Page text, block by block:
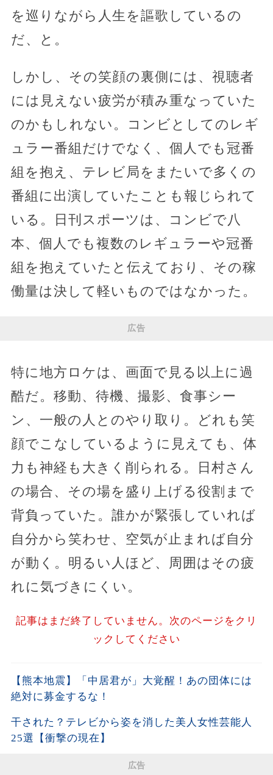
を巡りながら人生を謳歌しているの
だ、と。
しかし、その笑顔の裏側には、視聴者
には見えない疲労が積み重なっていた
のかもしれない。コンビとしてのレギ
ュラー番組だけでなく、個人でも冠番
組を抱え、テレビ局をまたいで多くの
番組に出演していたことも報じられて
いる。日刊スポーツは、コンビで八
本、個人でも複数のレギュラーや冠番
組を抱えていたと伝えており、その稼
働量は決して軽いものではなかった。
広告
特に地方ロケは、画面で見る以上に過
酷だ。移動、待機、撮影、食事シー
ン、一般の人とのやり取り。どれも笑
顔でこなしているように見えても、体
力も神経も大きく削られる。日村さん
の場合、その場を盛り上げる役割まで
背負っていた。誰かが緊張していれば
自分から笑わせ、空気が止まれば自分
が動く。明るい人ほど、周囲はその疲
れに気づきにくい。
記事はまだ終了していません。次のページをクリ
ックしてください
【熊本地震】「中居君が」大覚醒！あの団体には
絶対に募金するな！
干された？テレビから姿を消した美人女性芸能人
25選【衝撃の現在】
広告